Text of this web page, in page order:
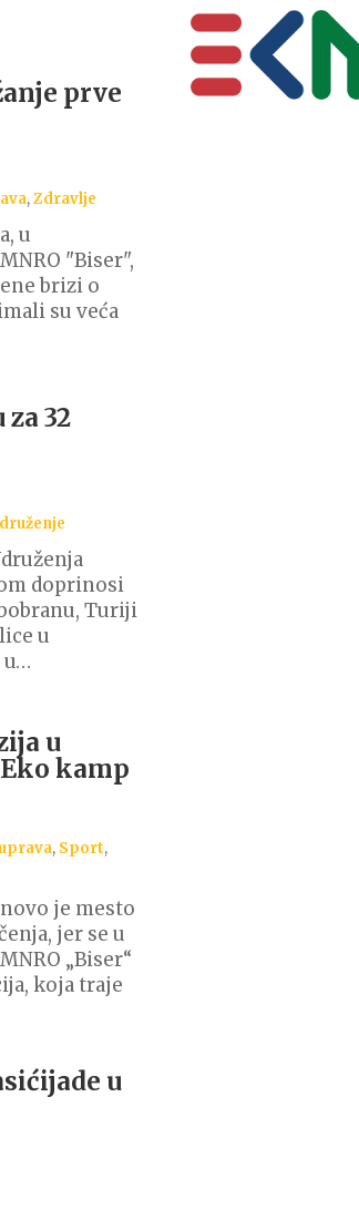
prve
,Zdravlje
u
"Biser",
brizi o
su veća
32
doprinosi
Turiji
u
u…
u
kamp
, Sport,
je mesto
jer se u
„Biser“
koja traje
u